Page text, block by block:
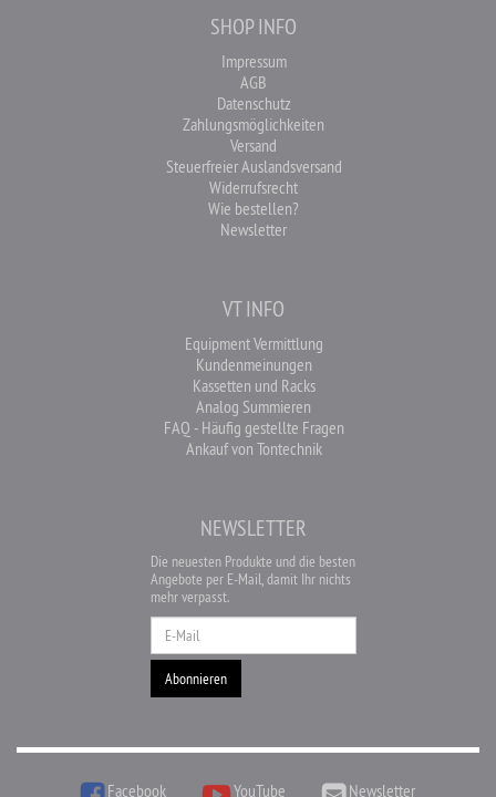
SHOP INFO
Impressum
AGB
Datenschutz
Zahlungsmöglichkeiten
Versand
Steuerfreier Auslandsversand
Widerrufsrecht
Wie bestellen?
Newsletter
VT INFO
Equipment Vermittlung
Kundenmeinungen
Kassetten und Racks
Analog Summieren
FAQ - Häufig gestellte Fragen
Ankauf von Tontechnik
NEWSLETTER
Die neuesten Produkte und die besten
Angebote per E-Mail, damit Ihr nichts
mehr verpasst.
Newsletter
Abonnieren
Facebook YouTube Newsletter